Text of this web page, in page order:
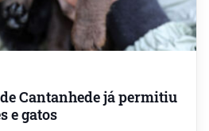
Cantanhede já permitiu
e gatos